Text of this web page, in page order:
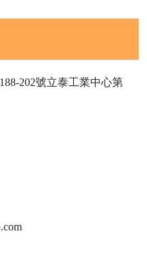
202號立泰工業中心第